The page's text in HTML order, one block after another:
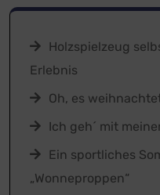
Holzspielzeug
Erlebnis
Oh, es
Ich geh´ mit
Ein sportliches
„Wonneproppen“